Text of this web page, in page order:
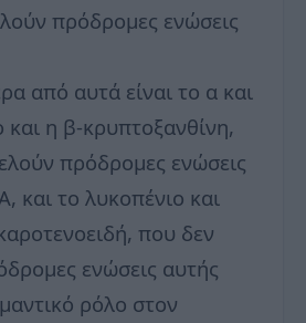
πρόδρομες ενώσεις
από αυτά είναι το α και
και η β-κρυπτοξανθίνη,
πρόδρομες ενώσεις
και το λυκοπένιο και
που δεν
ενώσεις αυτής
ρόλο στον